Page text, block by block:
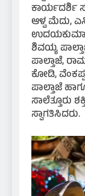
ಕಾರ್ಯದರ್ಶಿ
ಆಳ್ವ ಮೆದು,
ಶಿವಯ್ಯ
ಪಾಲ್ತಾಜೆ,
ಕೋಡಿ,
ಪಾಲ್ತಾಜೆ
ಸಾಲೆತ್ತೂರು
ಸ್ವಾಗತಿಸಿದರು.